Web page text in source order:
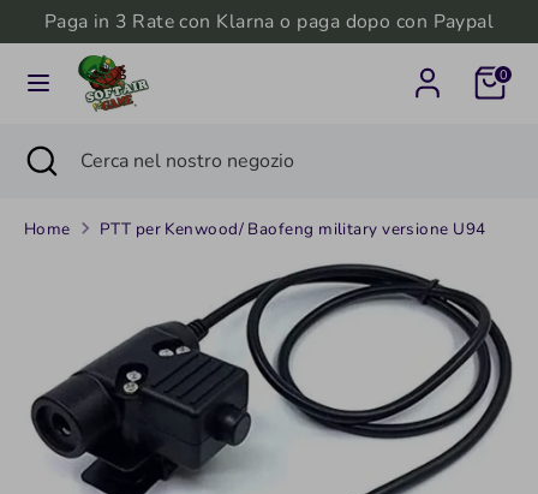
Salta
al
contenuto
Paga in 3 Rate con Klarna o paga dopo con Paypal
0
Valuta
Italia (EUR €)
nel
negozio
Cerca Cerca
nostro
Chiudi
ricerca
Home PTT per Kenwood/ Baofeng military versione U94